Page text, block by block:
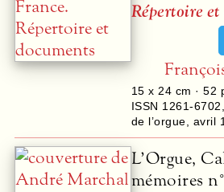
Répertoire
15 x 24 cm ·52
ISSN 1261-6702
de l’orgue
avril
L’Orgue,
mémoires